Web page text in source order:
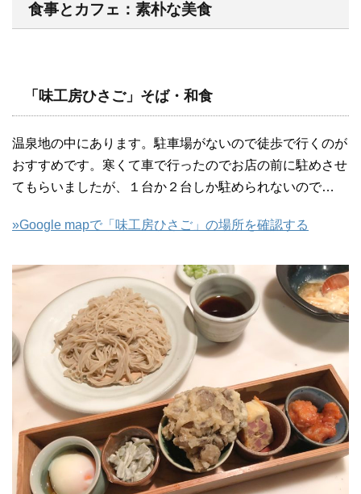
食事とカフェ：素朴な美食
「味工房ひさご」そば・和食
温泉地の中にあります。駐車場がないので徒歩で行くのが
おすすめです。寒くて車で行ったのでお店の前に駐めさせ
てもらいましたが、１台か２台しか駐められないので…
»Google mapで「味工房ひさご」の場所を確認する